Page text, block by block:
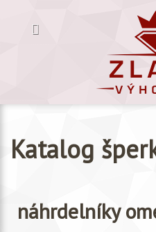
Katalog
náhrdelníky